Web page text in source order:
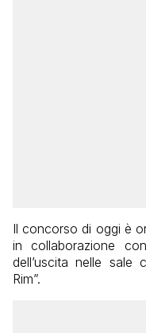
Il concorso di oggi è
in collaborazione
dell’uscita nelle sale
Rim”.